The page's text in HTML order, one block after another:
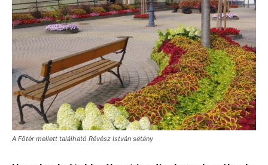
A Főtér mellett található Révész István sétány